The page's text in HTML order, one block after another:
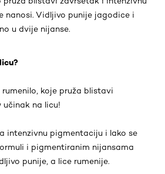
nanosi. Vidljivo punije jagodice i
u dvije nijanse.
koje pruža blistavi
na licu!
intenzivnu pigmentaciju i lako se
i pigmentiranim nijansama
punije, a lice rumenije.